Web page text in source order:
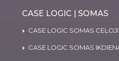
CASE LOGIC | SOMAS
CASE LOGIC SOMAS
CASE LOGIC SOMAS